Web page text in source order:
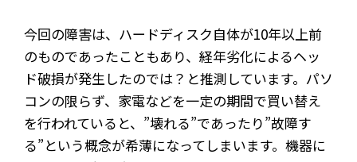
今回の障害は、ハードディスク自体が10年以上前
のものであったこともあり、経年劣化によるヘッ
ド破損が発生したのでは？と推測しています。パソ
コンの限らず、家電などを一定の期間で買い替え
を行われていると、”壊れる”であったり”故障す
る”という概念が希薄になってしまいます。機器に